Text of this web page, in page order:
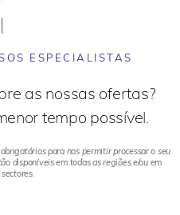
ESPECIALISTAS
as nossas ofertas?
tempo possível.
para nos permitir processar o seu
disponíveis em todas as regiões e/ou em